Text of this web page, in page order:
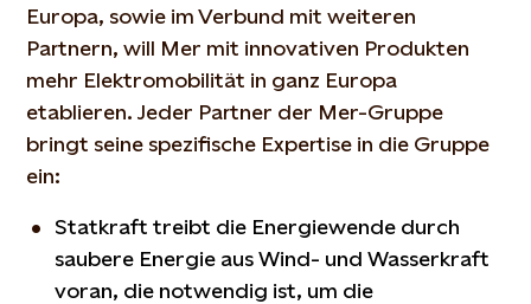
Europa, sowie im Verbund mit weiteren
Partnern, will Mer mit innovativen Produkten
mehr Elektromobilität in ganz Europa
etablieren. Jeder Partner der Mer-Gruppe
bringt seine spezifische Expertise in die Gruppe
ein:
Statkraft treibt die Energiewende durch
saubere Energie aus Wind- und Wasserkraft
voran, die notwendig ist, um die